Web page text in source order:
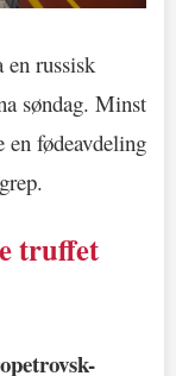
en russisk
søndag. Minst
en fødeavdeling
truffet